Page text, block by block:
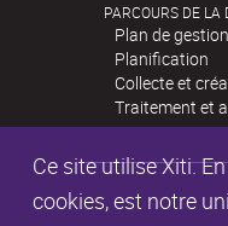
Ce site utilise Xiti.
cookies, est notre
PARCOURS DE LA
Plan de
Planification
Collecte et
Traitement et